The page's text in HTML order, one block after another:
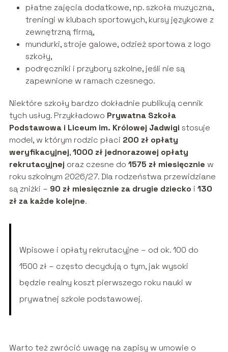
płatne zajęcia dodatkowe, np. szkoła muzyczna,
treningi w klubach sportowych, kursy językowe z
zewnętrzną firmą,
mundurki, stroje galowe, odzież sportowa z logo
szkoły,
podręczniki i przybory szkolne, jeśli nie są
zapewnione w ramach czesnego.
Niektóre szkoły bardzo dokładnie publikują cennik
tych usług. Przykładowo Prywatna Szkoła
Podstawowa i Liceum im. Królowej Jadwigi stosuje
model, w którym rodzic płaci 200 zł opłaty
weryfikacyjnej,1000 zł jednorazowej opłaty
rekrutacyjnej oraz czesne do 1575 zł miesięcznie w
roku szkolnym 2026/27. Dla rodzeństwa przewidziane
są zniżki – 90 zł miesięcznie za drugie dziecko i 130
zł za każde kolejne.
Wpisowe i opłaty rekrutacyjne – od ok. 100 do
1500 zł – często decydują o tym, jak wysoki
będzie realny koszt pierwszego roku nauki w
prywatnej szkole podstawowej.
Warto też zwrócić uwagę na zapisy w umowie o